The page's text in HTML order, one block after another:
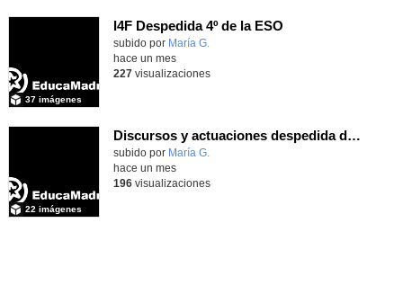
I4F Despedida 4º de la ESO
subido por María G.
37 imágenes
hace un mes
227visualizaciones
Discursos y actuaciones despedida de 4º
Contenido educativo.
subido por María G.
22 imágenes
hace un mes
196visualizaciones